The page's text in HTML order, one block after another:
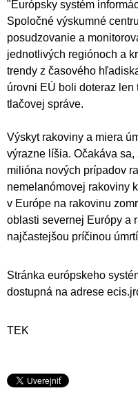
"Európsky systém
Spoločné výskumné
posudzovanie a
jednotlivých regiónoch a
trendy z časového
úrovni EÚ boli doteraz
tlačovej správe.
Výskyt rakoviny a miera
výrazne líšia. Očakáva
milióna nových prípadov
nemelanómovej rakoviny
v Európe na rakovinu
oblasti severnej Európy a
najčastejšou príčinou
Stránka európskeho
dostupná na adrese
TEK